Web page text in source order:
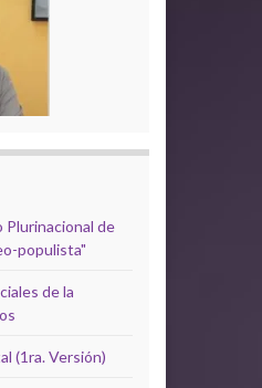
Plurinacional de
populista"
de la
(1ra. Versión)